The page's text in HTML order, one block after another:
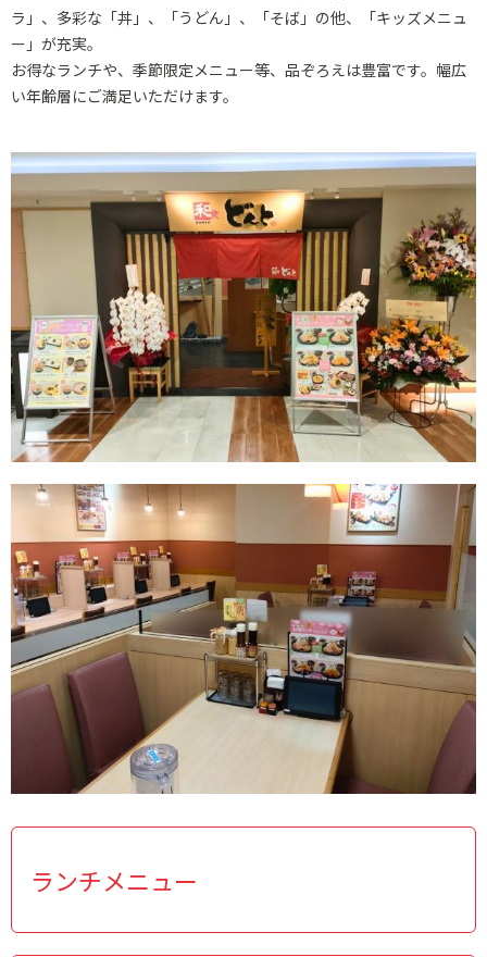
ラ」、多彩な「丼」、「うどん」、「そば」の他、「キッズメニュ
ー」が充実。
お得なランチや、季節限定メニュー等、品ぞろえは豊富です。幅広
い年齢層にご満足いただけます。
ランチメニュー